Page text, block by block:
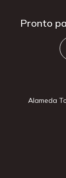
Pronto
Alameda